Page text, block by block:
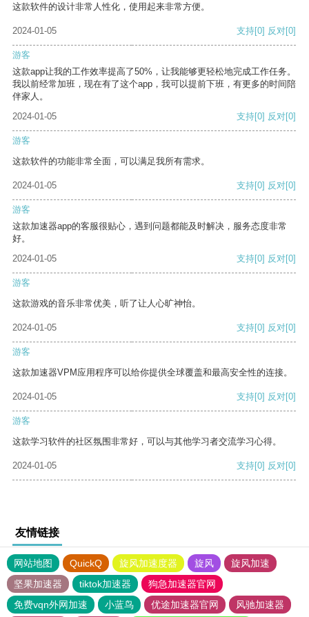
这款软件的设计非常人性化，使用起来非常方便。
2024-01-05 支持[0] 反对[0]
游客
这款app让我的工作效率提高了50%，让我能够更轻松地完成工作任务。
我以前经常加班，现在有了这个app，我可以提前下班，有更多的时间陪
伴家人。
2024-01-05
支持[0] 反对[0]
游客
这款软件的功能非常全面，可以满足我所有需求。
2024-01-05 支持[0] 反对[0]
游客
这款加速器app的客服很贴心，遇到问题都能及时解决，服务态度非常
好。
2024-01-05
支持[0] 反对[0]
游客
这款游戏的音乐非常优美，听了让人心旷神怡。
2024-01-05 支持[0] 反对[0]
游客
这款加速器VPM应用程序可以给你提供全球覆盖和最高安全性的连接。
2024-01-05 支持[0] 反对[0]
游客
这款学习软件的社区氛围非常好，可以与其他学习者交流学习心得。
2024-01-05 支持[0] 反对[0]
友情链接
网站地图 QuickQ 旋风加速度器 旋风
旋风加速
坚果加速器
tiktok加速器
狗急加速器官网
免费vqn外网加速
小蓝鸟 优途加速器官网 风驰加速器